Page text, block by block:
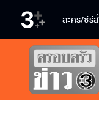
ละคร/ซีรีส์